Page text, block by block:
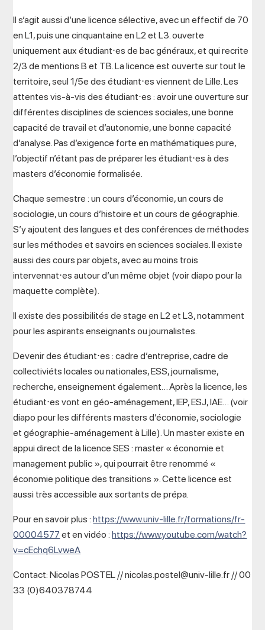
Il s’agit aussi d’une licence sélective, avec un effectif de 70
en L1, puis une cinquantaine en L2 et L3. ouverte
uniquement aux étudiant⋅es de bac généraux, et qui recrite
2/3 de mentions B et TB. La licence est ouverte sur tout le
territoire, seul 1/5e des étudiant⋅es viennent de Lille. Les
attentes vis-à-vis des étudiant⋅es : avoir une ouverture sur
différentes disciplines de sciences sociales, une bonne
capacité de travail et d’autonomie, une bonne capacité
d’analyse. Pas d’exigence forte en mathématiques pure,
l’objectif n’étant pas de préparer les étudiant⋅es à des
masters d’économie formalisée.
Chaque semestre : un cours d’économie, un cours de
sociologie, un cours d’histoire et un cours de géographie.
S’y ajoutent des langues et des conférences de méthodes
sur les méthodes et savoirs en sciences sociales. Il existe
aussi des cours par objets, avec au moins trois
intervennat⋅es autour d’un même objet (voir diapo pour la
maquette complète).
Il existe des possibilités de stage en L2 et L3, notamment
pour les aspirants enseignants ou journalistes.
Devenir des étudiant⋅es : cadre d’entreprise, cadre de
collectiviéts locales ou nationales, ESS, journalisme,
recherche, enseignement également… Après la licence, les
étudiant⋅es vont en géo-aménagement, IEP, ESJ, IAE… (voir
diapo pour les différents masters d’économie, sociologie
et géographie-aménagement à Lille). Un master existe en
appui direct de la licence SES : master « économie et
management public », qui pourrait être renommé «
économie politique des transitions ». Cette licence est
aussi très accessible aux sortants de prépa.
Pour en savoir plus :https://www.univ-lille.fr/formations/fr-
00004577 et en vidéo :https://www.youtube.com/watch?
v=cEchq6LvweA
Contact: Nicolas POSTEL // nicolas.postel@univ-lille.fr // 00
33 (0)640378744